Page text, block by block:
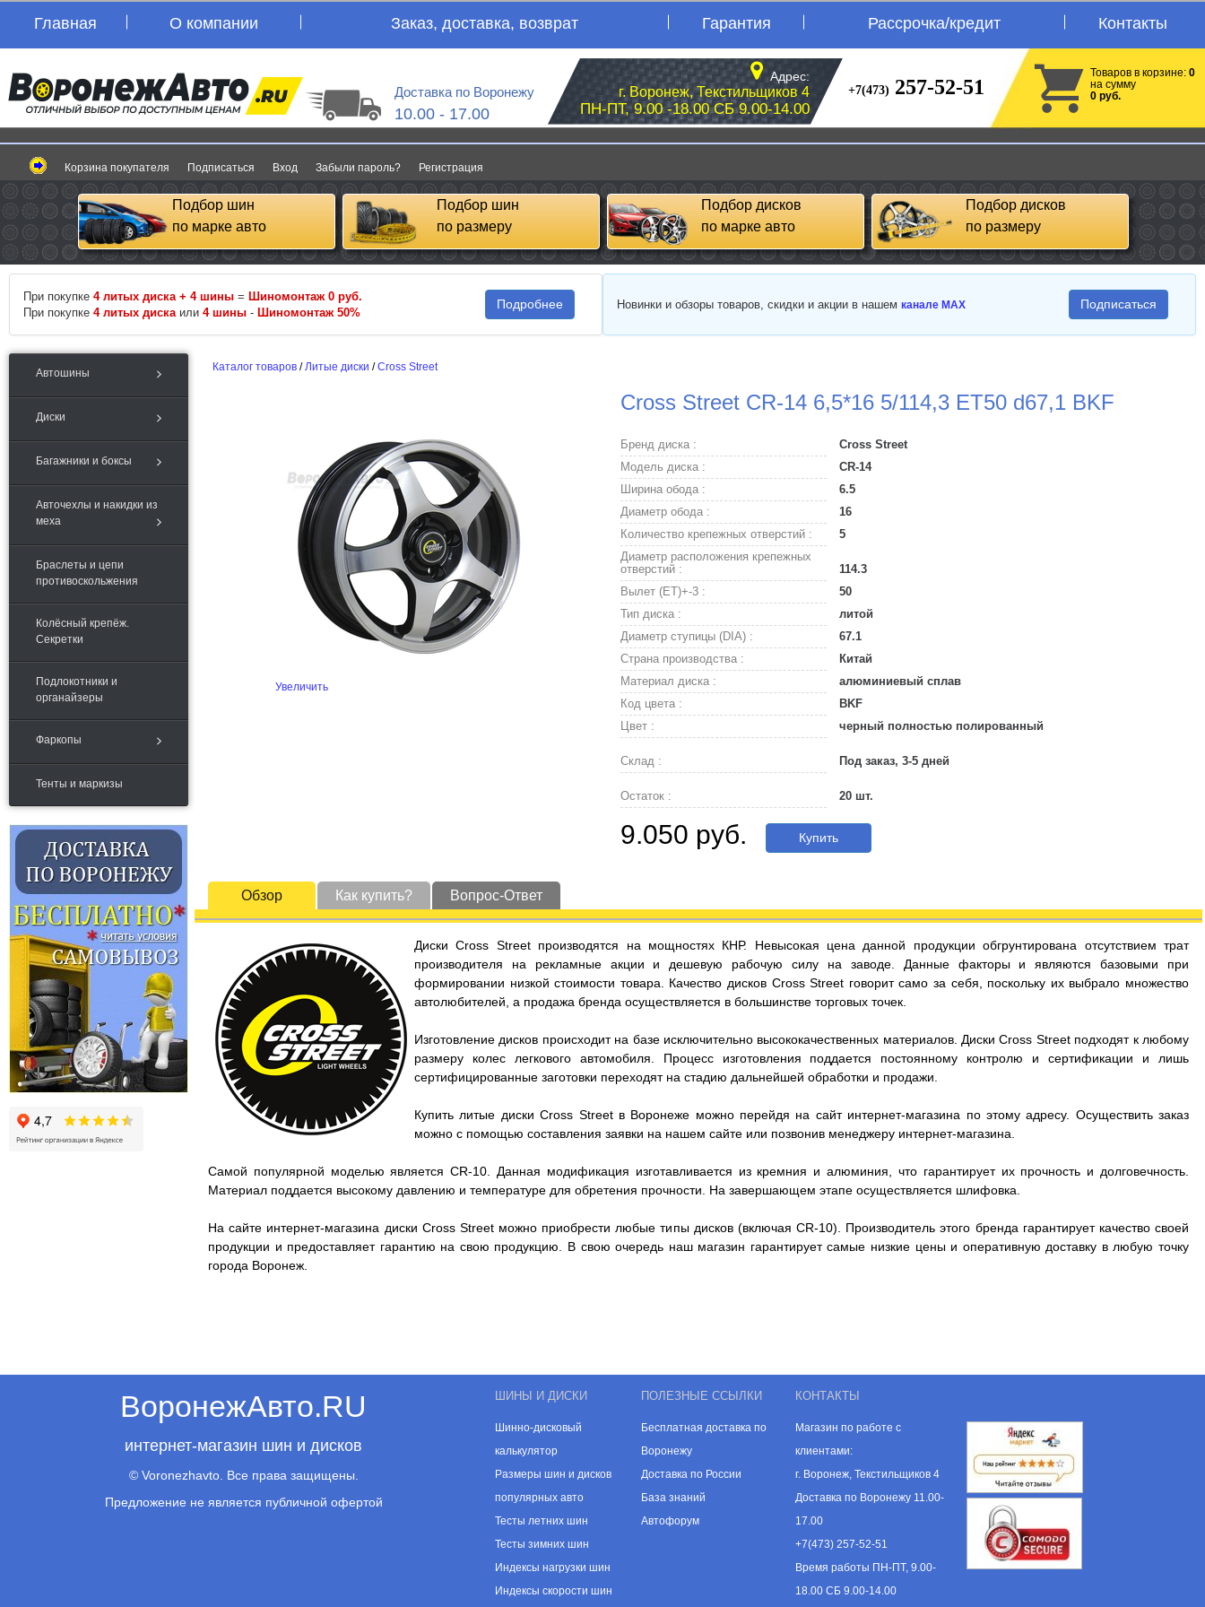
Главная О компании Заказ, доставка, возврат Гарантия Рассрочка/кредит Контакты
Доставка по Воронежу
10.00 - 17.00
Адрес:
г. Воронеж, Текстильщиков 4
ПН-ПТ, 9.00 -18.00 СБ 9.00-14.00
+7(473) 257-52-51
Товаров в корзине: 0
на сумму
0 руб.
Корзина покупателя Подписаться Вход Забыли пароль? Регистрация
Подбор шин
по марке авто
Подбор шин
по размеру
Подбор дисков
по марке авто
Подбор дисков
по размеру
При покупке 4 литых диска + 4 шины = Шиномонтаж 0 руб.
При покупке 4 литых диска или 4 шины - Шиномонтаж 50%
Подробнее Новинки и обзоры товаров, скидки и акции в нашем канале MAX Подписаться
Автошины
Диски
Багажники и боксы
Авточехлы и накидки из
меха
Браслеты и цепи
противоскольжения
Колёсный крепёж.
Секретки
Подлокотники и
органайзеры
Фаркопы
Тенты и маркизы
Каталог товаров /Литые диски /Cross Street
Cross Street CR-14 6,5*16 5/114,3 ET50 d67,1 BKF
Увеличить
Бренд диска :
Cross Street
Модель диска :
CR-14
Ширина обода :
6.5
Диаметр обода :
16
Количество крепежных отверстий :
5
Диаметр расположения крепежных
отверстий :
114.3
Вылет (ET)+-3 :
50
Тип диска :
литой
Диаметр ступицы (DIA) :
67.1
Страна производства :
Китай
Материал диска :
алюминиевый сплав
Код цвета :
BKF
Цвет :
черный полностью полированный
Склад : Под заказ, 3-5 дней
Остаток : 20 шт.
9.050 руб. Купить
Обзор Как купить? Вопрос-Ответ
Диски Cross Street производятся на мощностях КНР. Невысокая цена данной продукции обгрунтирована отсутствием трат
производителя на рекламные акции и дешевую рабочую силу на заводе. Данные факторы и являются базовыми при
формировании низкой стоимости товара. Качество дисков Cross Street говорит само за себя, поскольку их выбрало множество
автолюбителей, а продажа бренда осуществляется в большинстве торговых точек.
Изготовление дисков происходит на базе исключительно высококачественных материалов. Диски Cross Street подходят к любому
размеру колес легкового автомобиля. Процесс изготовления поддается постоянному контролю и сертификации и лишь
сертифицированные заготовки переходят на стадию дальнейшей обработки и продажи.
Купить литые диски Cross Street в Воронеже можно перейдя на сайт интернет-магазина по этому адресу. Осуществить заказ
можно с помощью составления заявки на нашем сайте или позвонив менеджеру интернет-магазина.
Самой популярной моделью является CR-10. Данная модификация изготавливается из кремния и алюминия, что гарантирует их прочность и долговечность.
Материал поддается высокому давлению и температуре для обретения прочности. На завершающем этапе осуществляется шлифовка.
На сайте интернет-магазина диски Cross Street можно приобрести любые типы дисков (включая CR-10). Производитель этого бренда гарантирует качество своей
продукции и предоставляет гарантию на свою продукцию. В свою очередь наш магазин гарантирует самые низкие цены и оперативную доставку в любую точку
города Воронеж.
ВоронежАвто.RU
интернет-магазин шин и дисков
© Voronezhavto. Все права защищены.
Предложение не является публичной офертой
ШИНЫ И ДИСКИ
Шинно-дисковый
калькулятор
Размеры шин и дисков
популярных авто
Тесты летних шин
Тесты зимних шин
Индексы нагрузки шин
Индексы скорости шин
ПОЛЕЗНЫЕ ССЫЛКИ
Бесплатная доставка по
Воронежу
Доставка по России
База знаний
Автофорум
КОНТАКТЫ
Магазин по работе с
клиентами:
г. Воронеж, Текстильщиков 4
Доставка по Воронежу 11.00-
17.00
+7(473) 257-52-51
Время работы ПН-ПТ, 9.00-
18.00 СБ 9.00-14.00